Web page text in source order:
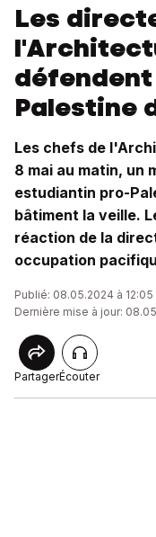
Les
Palestine
Les chefs de
8 mai au matin, un
estudiantin pro-
bâtiment la veille.
réaction de la
occupation
Publié: 08.05.2024 à
Dernière mise à jour:
PartagerÉcouter